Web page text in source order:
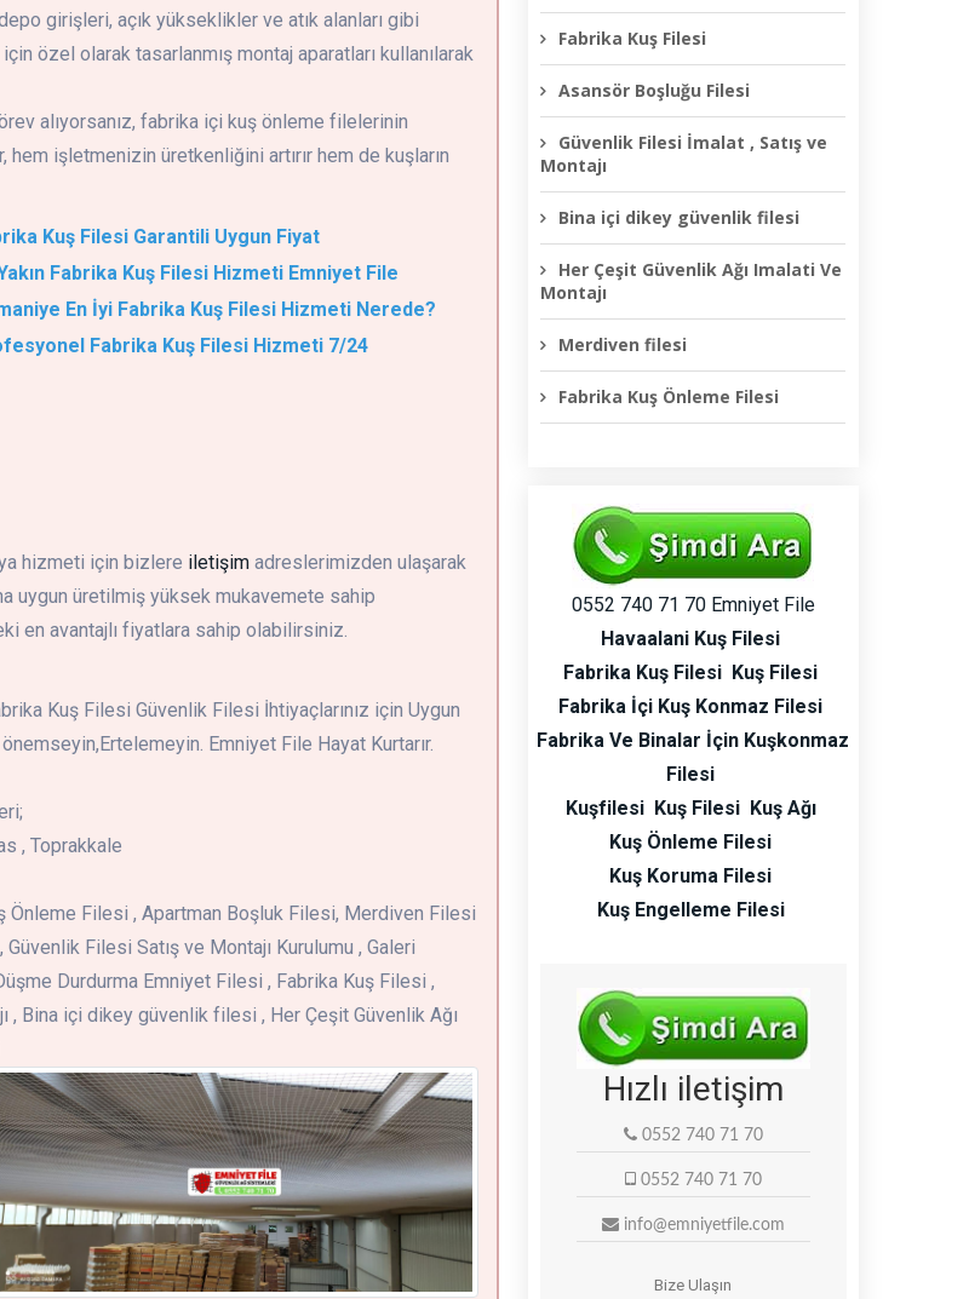
girişleri, açık yükseklikler ve atık alanları gibi
özel olarak tasarlanmış montaj aparatları kullanılarak
alıyorsanız, fabrika içi kuş önleme filelerinin
hem işletmenizin üretkenliğini artırır hem de kuşların
Kuş Filesi Garantili Uygun Fiyat
Fabrika Kuş Filesi Hizmeti Emniyet File
En İyi Fabrika Kuş Filesi Hizmeti Nerede?
Fabrika Kuş Filesi Hizmeti 7/24
hizmeti için bizlere iletişimadreslerimizden ulaşarak
uygun üretilmiş yüksek mukavemete sahip
en avantajlı fiyatlara sahip olabilirsiniz.
Kuş Filesi Güvenlik Filesi İhtiyaçlarınız için Uygun
Emniyet File Hayat Kurtarır.
, Toprakkale
Filesi , Apartman Boşluk Filesi, Merdiven Filesi
Filesi Satış ve Montajı Kurulumu , Galeri
Durdurma Emniyet Filesi , Fabrika Kuş Filesi ,
, Bina içi dikey güvenlik filesi , Her Çeşit Güvenlik Ağı
Fabrika Kuş Filesi
Asansör Boşluğu Filesi
Güvenlik Filesi İmalat , Satış ve
Montajı
Bina içi dikey güvenlik filesi
Her Çeşit Güvenlik Ağı Imalati Ve
Montajı
Merdiven filesi
Fabrika Kuş Önleme Filesi
0552 740 71 70 Emniyet File
Havaalani Kuş Filesi
Fabrika Kuş Filesi Kuş Filesi
Fabrika İçi Kuş Konmaz Filesi
Fabrika Ve Binalar İçin Kuşkonmaz
Filesi
Kuşfilesi Kuş Filesi Kuş Ağı
Kuş Önleme Filesi
Kuş Koruma Filesi
Kuş Engelleme Filesi
Hızlı iletişim
0552 740 71 70
0552 740 71 70
info@emniyetfile.com
Bize Ulaşın